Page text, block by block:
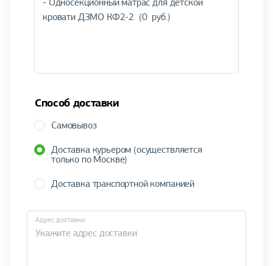
Способ доставки
Самовывоз
Доставка курьером (осуществляется
только по Москве)
Доставка транспортной компанией
Адрес доставки